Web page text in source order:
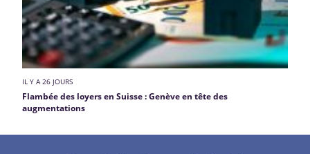
IL Y A 26 JOURS
Flambée des loyers en Suisse : Genève en tête des
augmentations